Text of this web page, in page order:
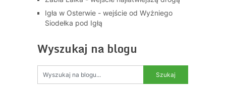
Igła w Osterwie - wejście od Wyżniego
Siodełka pod Igłą
Wyszukaj na blogu